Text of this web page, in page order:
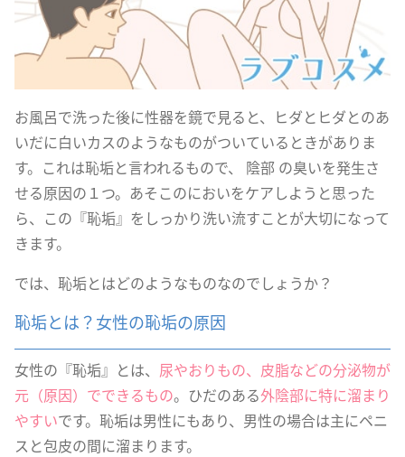
お風呂で洗った後に性器を鏡で見ると、ヒダとヒダとのあ
いだに白いカスのようなものがついているときがありま
す。これは恥垢と言われるもので、 陰部 の臭いを発生さ
せる原因の１つ。あそこのにおいをケアしようと思った
ら、この『恥垢』をしっかり洗い流すことが大切になって
きます。
では、恥垢とはどのようなものなのでしょうか？
恥垢とは？女性の恥垢の原因
女性の『恥垢』とは、 尿やおりもの、皮脂などの分泌物が
元（原因）でできるもの。ひだのある外陰部に特に溜まり
やすいです。恥垢は男性にもあり、男性の場合は主にペニ
スと包皮の間に溜まります。